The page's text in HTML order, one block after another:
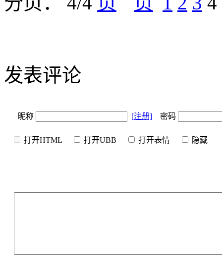
发表评论
昵称 [注册] 密码
打开HTML 打开UBB 打开表情 隐